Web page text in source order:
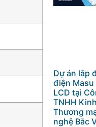
Dự án lắp
điện Masu
LCD tại
TNHH
Thương
nghệ Bắc